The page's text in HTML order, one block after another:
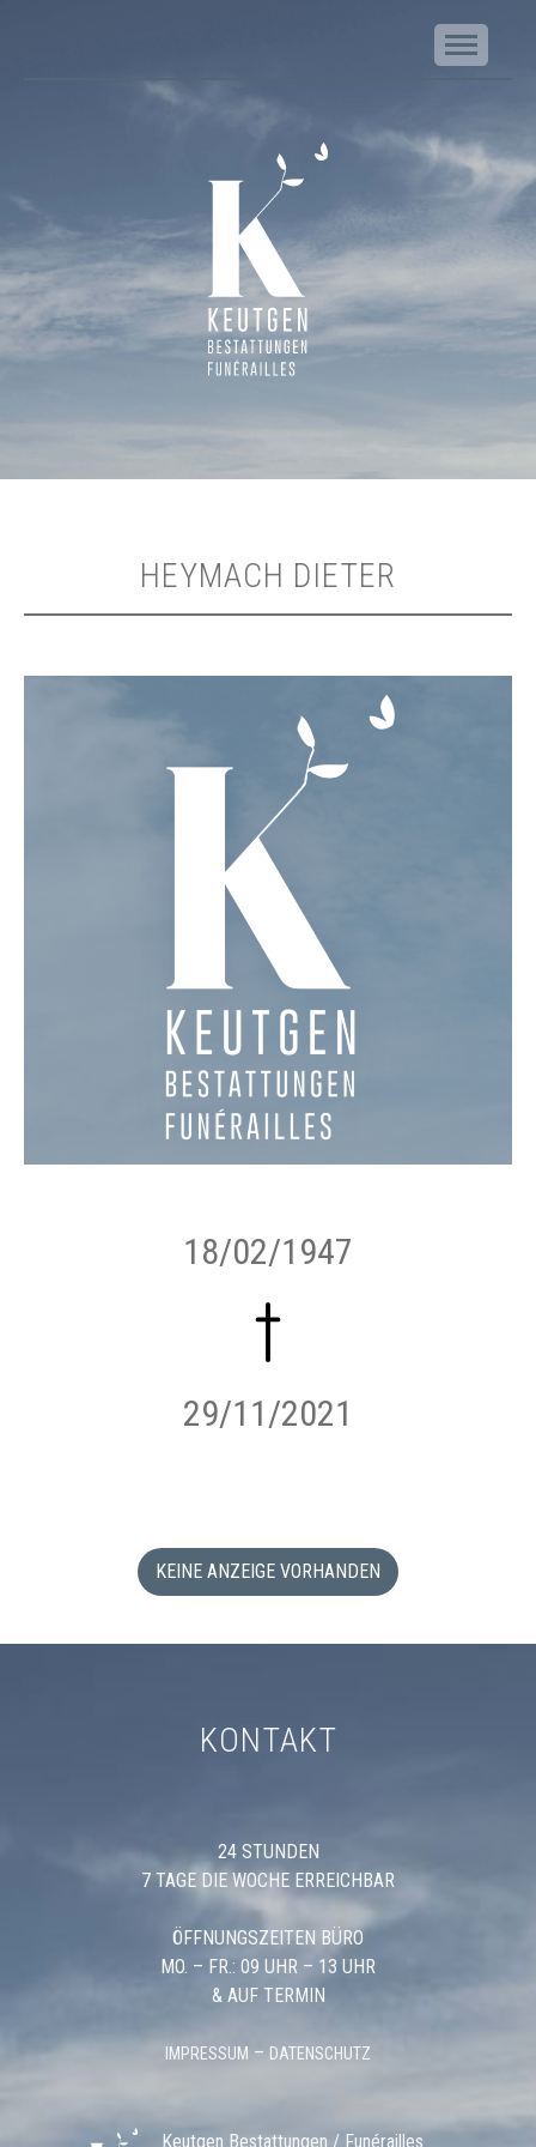
Keutgen | Bestattungen - Funérailles
HEYMACH DIETER
18/02/1947
29/11/2021
KEINE ANZEIGE VORHANDEN
KONTAKT
Keutgen Bestattungen / Funérailles
24 STUNDEN
7 TAGE DIE WOCHE ERREICHBAR
ÖFFNUNGSZEITEN BÜRO
MO. – FR.: 09 UHR – 13 UHR
& AUF TERMIN
IMPRESSUM – DATENSCHUTZ